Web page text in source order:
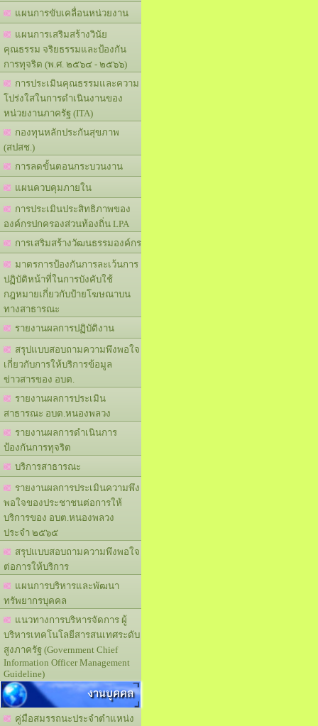
แผนการขับเคลื่อนหน่วยงาน
แผนการเสริมสร้างวินัย
คุณธรรม จริยธรรมและป้องกัน
การทุจริต (พ.ศ. ๒๕๖๔ - ๒๕๖๖)
การประเมินคุณธรรมและความ
โปร่งใสในการดำเนินงานของ
หน่วยงานภาครัฐ (ITA)
กองทุนหลักประกันสุขภาพ
(สปสช.)
การลดขั้นตอนกระบวนงาน
แผนควบคุมภายใน
การประเมินประสิทธิภาพของ
องค์กรปกครองส่วนท้องถิ่น LPA
การเสริมสร้างวัฒนธรรมองค์กร
มาตรการป้องกันการละเว้นการ
ปฏิบัติหน้าที่ในการบังคับใช้
กฎหมายเกี่ยวกับป้ายโฆษณาบน
ทางสาธารณะ
รายงานผลการปฏิบัติงาน
สรุปแบบสอบถามความพึงพอใจ
เกี่ยวกับการให้บริการข้อมูล
ข่าวสารของ อบต.
รายงานผลการประเมิน
สาธารณะ อบต.หนองพลวง
รายงานผลการดำเนินการ
ป้องกันการทุจริต
บริการสาธารณะ
รายงานผลการประเมินความพึง
พอใจของประชาชนต่อการให้
บริการของ อบต.หนองพลวง
ประจำ ๒๕๖๕
สรุปแบบสอบถามความพึงพอใจ
ต่อการให้บริการ
แผนการบริหารและพัฒนา
ทรัพยากรบุคคล
แนวทางการบริหารจัดการ ผู้
บริหารเทคโนโลยีสารสนเทศระดับ
สูงภาครัฐ (Government Chief
Information Officer Management
Guideline)
งานบุคคล
คู่มือสมรรถนะประจำตำแหน่ง